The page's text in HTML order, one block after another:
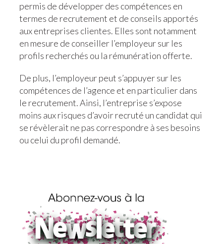
permis de développer des compétences en
termes de recrutement et de conseils apportés
aux entreprises clientes. Elles sont notamment
en mesure de conseiller l’employeur sur les
profils recherchés ou la rémunération offerte.
De plus, l’employeur peut s’appuyer sur les
compétences de l’agence et en particulier dans
le recrutement. Ainsi, l’entreprise s’expose
moins aux risques d’avoir recruté un candidat qui
se révèlerait ne pas correspondre à ses besoins
ou celui du profil demandé.